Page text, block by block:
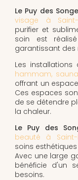
Le Puy des
visage à Saint-
purifier et
soin est
garantissant des
Les installations
hammam,
offrant un
Ces espaces
de se détendre
la chaleur.
Le Puy des
beauté à Saint-
soins
Avec une large
bénéficie d'un
besoins.